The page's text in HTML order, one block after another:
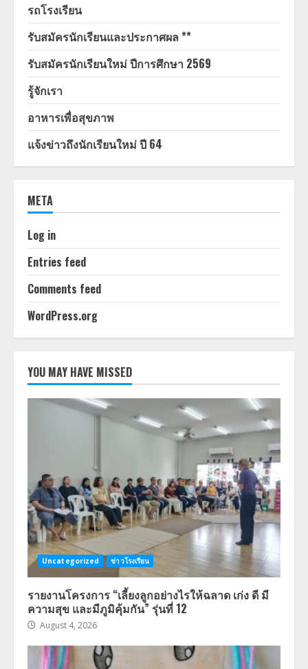
รถโรงเรียน
รับสมัครนักเรียนและประกาศผล **
รับสมัครนักเรียนใหม่ ปีการศึกษา 2569
รู้จักเรา
อาหารเพื่อสุขภาพ
แจ้งข่าวถึงนักเรียนใหม่ ปี 64
META
Log in
Entries feed
Comments feed
WordPress.org
YOU MAY HAVE MISSED
Uncategorized ข่าวโรงเรียน
รายงานโครงการ “เลี้ยงลูกอย่างไรให้ฉลาด เก่ง ดี มี
ความสุข และมีภูมิคุ้มกัน” รุ่นที่ 12
August 4, 2026